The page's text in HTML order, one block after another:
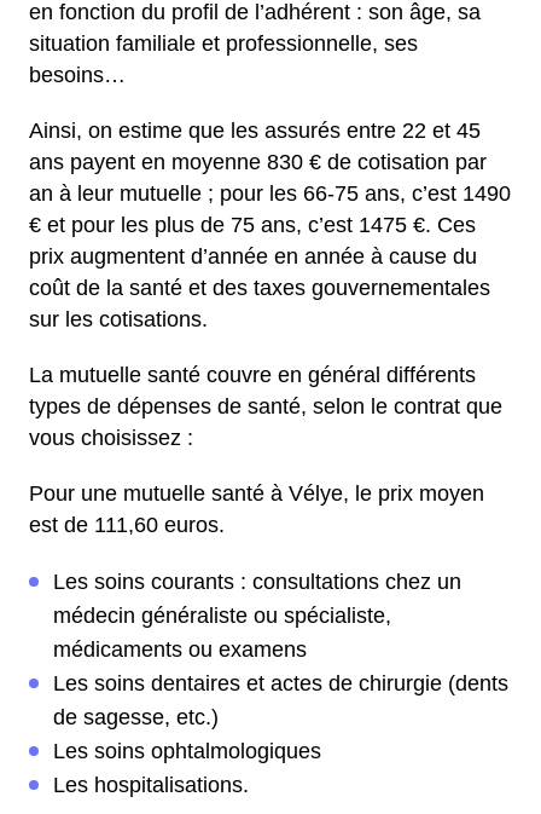
en fonction du profil de l’adhérent : son âge, sa
situation familiale et professionnelle, ses
besoins…
Ainsi, on estime que les assurés entre 22 et 45
ans payent en moyenne 830 € de cotisation par
an à leur mutuelle ; pour les 66-75 ans, c’est 1490
€ et pour les plus de 75 ans, c’est 1475 €. Ces
prix augmentent d’année en année à cause du
coût de la santé et des taxes gouvernementales
sur les cotisations.
La mutuelle santé couvre en général différents
types de dépenses de santé, selon le contrat que
vous choisissez :
Pour une mutuelle santé à Vélye, le prix moyen
est de 111,60 euros.
Les soins courants : consultations chez un
médecin généraliste ou spécialiste,
médicaments ou examens
Les soins dentaires et actes de chirurgie (dents
de sagesse, etc.)
Les soins ophtalmologiques
Les hospitalisations.